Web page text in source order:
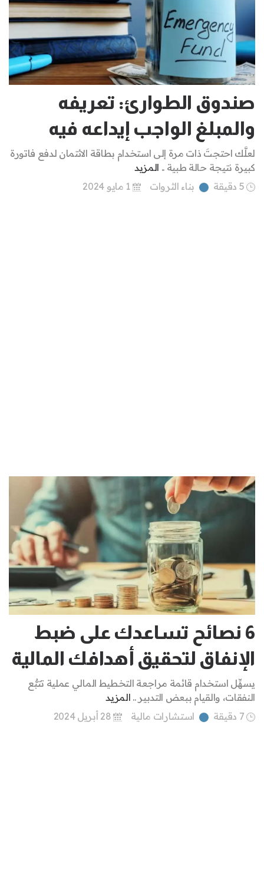
صندوق الطوارئ: تعريفه
والمبلغ الواجب إيداعه فيه
لعلَّك احتجتَ ذات مرة إلى استخدام بطاقة الائتمان لدفع فاتورة
كبيرة نتيجة حالة طبية .. المزيد
5 دقيقة
بناء الثروات 1 مايو 2024
6 نصائح تساعدك على ضبط
الإنفاق لتحقيق أهدافك المالية
يسهِّل استخدام قائمة مراجعة التخطيط المالي عملية تتبُّع
النفقات، والقيام ببعض التدبير .. المزيد
7 دقيقة
استشارات مالية 28 أبريل 2024